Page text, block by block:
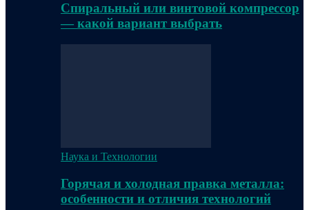
Спиральный или винтовой компрессор
— какой вариант выбрать
Наука и Технологии
Горячая и холодная правка металла:
особенности и отличия технологий